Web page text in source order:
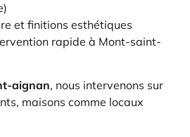
et finitions esthétiques
rapide à Mont-saint-
aignan, nous intervenons sur
maisons comme locaux